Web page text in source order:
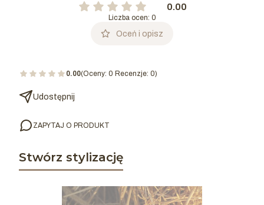
0.00
Liczba ocen: 0
Oceń i opisz
0.00(Oceny: 0 Recenzje: 0)
Udostępnij
ZAPYTAJ O PRODUKT
Stwórz stylizację